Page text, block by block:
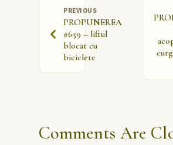
PREVIOUS
PROPUNEREA
#659 – liftul
blocat cu
biciclete
Comments Are